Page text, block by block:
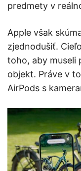
predmety v
Apple však
zjednodušiť.
toho, aby museli
objekt. Práve v
AirPods s